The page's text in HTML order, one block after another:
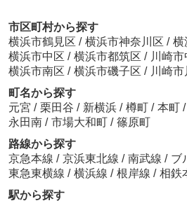
市区町村から探す
横浜市鶴見区 / 横浜市神奈川区 / 横
横浜市中区 / 横浜市都筑区 / 川崎
横浜市南区 / 横浜市磯子区 / 川崎
町名から探す
元宮 / 栗田谷 / 新横浜 / 樽町 / 本町 /
永田南 / 市場大和町 / 篠原町
路線から探す
京急本線 / 京浜東北線 / 南武線 / ブ
東急東横線 / 横浜線 / 根岸線 / 相鉄
駅から探す